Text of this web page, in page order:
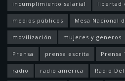
incumplimiento salarial libertad
medios públicos Mesa Nacional
movilización mujeres y generos
Prensa prensa escrita Prensa
radio radio america Radio